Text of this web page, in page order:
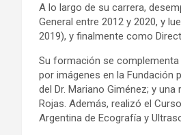
A lo largo de su carrera,
General entre 2012 y 2020, y
2019), y finalmente como
Su formación se
por imágenes en la Fundación
del Dr. Mariano Giménez; y
Rojas. Además, realizó el
Argentina de Ecografía y